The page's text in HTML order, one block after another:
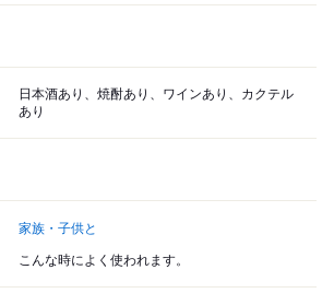
日本酒あり、焼酎あり、ワインあり、カクテル
あり
家族・子供と
こんな時によく使われます。